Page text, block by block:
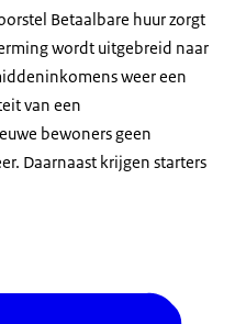
Betaalbare huur zorgt
wordt uitgebreid naar
weer een
van een
bewoners geen
Daarnaast krijgen starters